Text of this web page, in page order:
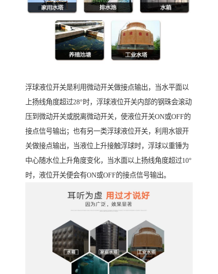
浮球液位开关是利用微动开关做接点输出，当水平面以
上扬线角度超过28°时，浮球液位开关内部的钢珠会滚动
压到微动开关或脱离微动开关，使液位开关ON或OFF的
接点信号输出；也有另一类浮球液位开关，利用水银开
关做接点输出，当液位上升接触浮球时，浮球以重锤为
中心随水位上升角度变化，当水面以上扬线角度超过10°
时，液位开关便会有ON或OFF的接点信号输出。